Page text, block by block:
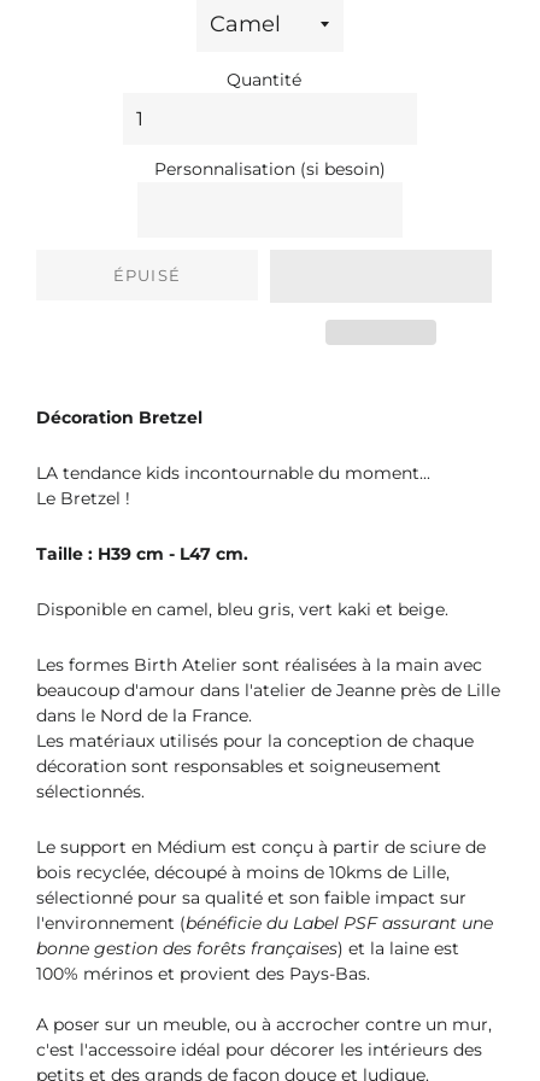
Quantité
Personnalisation (si besoin)
ÉPUISÉ
Décoration Bretzel
LA tendance kids incontournable du moment...
Le Bretzel !
Taille : H39 cm - L47 cm.
Disponible en camel, bleu gris, vert kaki et beige.
Les formes Birth Atelier sont réalisées à la main avec
beaucoup d'amour dans l'atelier de Jeanne près de Lille
dans le Nord de la France.
Les matériaux utilisés pour la conception de chaque
décoration sont responsables et soigneusement
sélectionnés.
Le support en Médium est conçu à partir de sciure de
bois recyclée, découpé à moins de 10kms de Lille,
sélectionné pour sa qualité et son faible impact sur
l'environnement (bénéficie du Label PSF assurant une
bonne gestion des forêts françaises) et la laine est
100% mérinos et provient des Pays-Bas.
A poser sur un meuble, ou à accrocher contre un mur,
c'est l'accessoire idéal pour décorer les intérieurs des
petits et des grands de façon douce et ludique.